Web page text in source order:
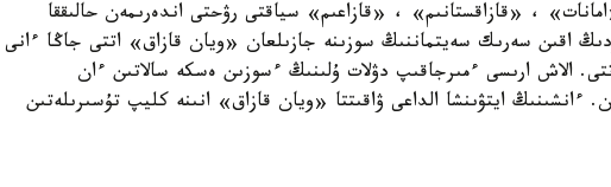
، «قازاقستانىم» ، «قازاعىم» سياقتى رۋحتى اندەرىمەن حالىققا
اقىن سەرىك سەيتماننىڭ سوزىنە جازىلعان «ويان قازاق» اتتى جاڭا ءانى
الاش ارىسى ءمىرجاقىپ دۋلات ۇلىنىڭ ءسوزىن ەسكە سالاتىن ءان
ارنالعان. ءانشىنىڭ ايتۋىنشا الداعى ۋاقىتتا «ويان قازاق» انىنە كليپ تۇسىرىلەتىن